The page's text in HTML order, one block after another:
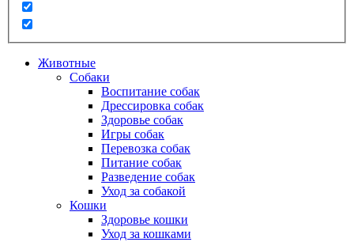
Животные
Собаки
Воспитание собак
Дрессировка собак
Здоровье собак
Игры собак
Перевозка собак
Питание собак
Разведение собак
Уход за собакой
Кошки
Здоровье кошки
Уход за кошками